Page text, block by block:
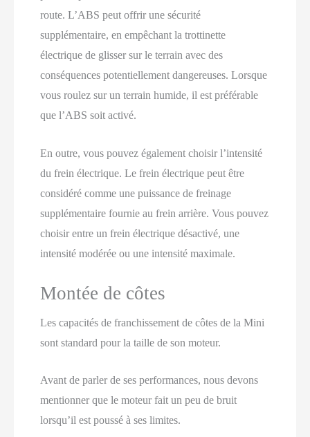
route. L’ABS peut offrir une sécurité
supplémentaire, en empêchant la trottinette
électrique de glisser sur le terrain avec des
conséquences potentiellement dangereuses. Lorsque
vous roulez sur un terrain humide, il est préférable
que l’ABS soit activé.
En outre, vous pouvez également choisir l’intensité
du frein électrique. Le frein électrique peut être
considéré comme une puissance de freinage
supplémentaire fournie au frein arrière. Vous pouvez
choisir entre un frein électrique désactivé, une
intensité modérée ou une intensité maximale.
Montée de côtes
Les capacités de franchissement de côtes de la Mini
sont standard pour la taille de son moteur.
Avant de parler de ses performances, nous devons
mentionner que le moteur fait un peu de bruit
lorsqu’il est poussé à ses limites.